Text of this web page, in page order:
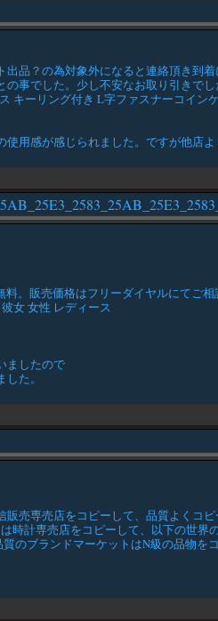
品？の為対象外になると連絡頂き
事でした。少し不安なお取り引きで
ーリング付き L字ファスナーコイン
用感が感じられました。ですが他店
。販売価格はフリーダイヤルにてご
女 女性 レディース
ましたので
た。
売専売店をコピーして、品質よくコ
時計専売店をコピーして、以下の世
のブランドマーケットはN級の品物